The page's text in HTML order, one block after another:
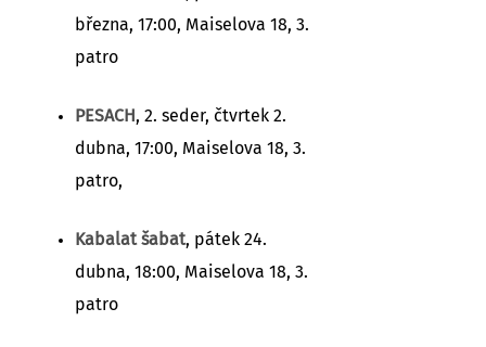
března, 17:00, Maiselova 18, 3.
patro
PESACH, 2. seder, čtvrtek 2.
dubna, 17:00, Maiselova 18, 3.
patro,
Kabalat šabat, pátek 24.
dubna, 18:00, Maiselova 18, 3.
patro